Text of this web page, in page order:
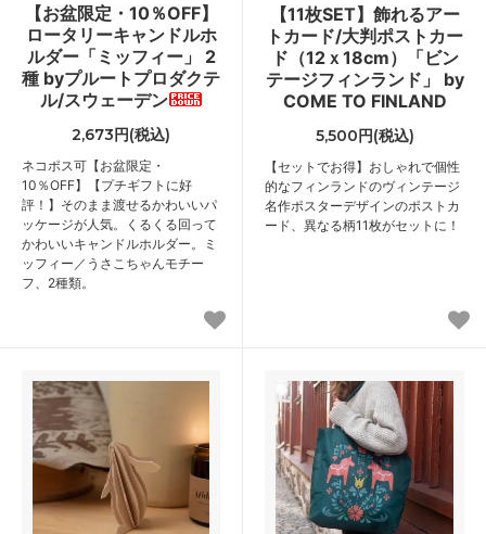
【お盆限定・10％OFF】
ロータリーキャンドルホ
ルダー「ミッフィー」 2
種 byプルートプロダクテ
ル/スウェーデン
2,673円(税込)
ネコポス可 【お盆限定・
10％OFF】【プチギフトに好
評！】そのまま渡せるかわいいパ
ッケージが人気。くるくる回って
かわいいキャンドルホルダー。ミ
ッフィー／うさこちゃんモチー
フ、2種類。
【11枚SET】飾れるアー
トカード/大判ポストカー
ド（12ｘ18cm）「ビン
テージフィンランド」 by
COME TO FINLAND
5,500円(税込)
【セットでお得】おしゃれで個性
的なフィンランドのヴィンテージ
名作ポスターデザインのポストカ
ード、異なる柄11枚がセットに！